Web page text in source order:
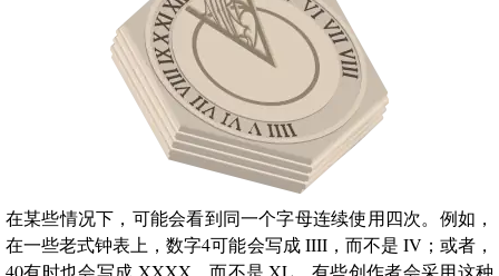
在某些情况下，可能会看到同一个字母连续使用四次。例如，
在一些老式钟表上，数字4可能会写成 IIII，而不是 IV；或者，
40有时也会写成 XXXX，而不是 XL。有些创作者会采用这种